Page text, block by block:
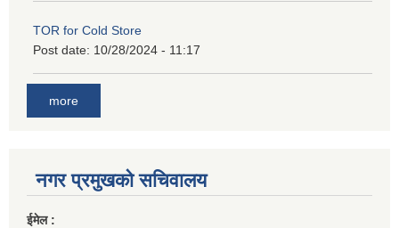
TOR for Cold Store
Post date: 10/28/2024 - 11:17
more
नगर प्रमुखको सचिवालय
ईमेल :